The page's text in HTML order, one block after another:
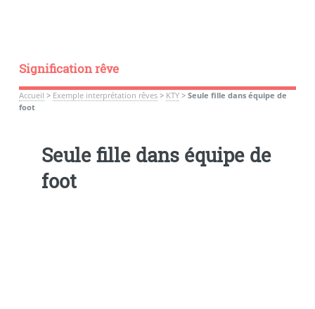
Signification rêve
Accueil > Exemple interprétation rêves> KTY> Seule fille dans équipe de
foot
Seule fille dans équipe de
foot